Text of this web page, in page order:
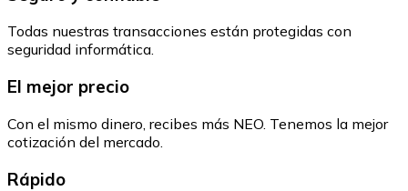
Todas nuestras transacciones están protegidas con
seguridad informática.
El mejor precio
Con el mismo dinero, recibes más NEO. Tenemos la mejor
cotización del mercado.
Rápido